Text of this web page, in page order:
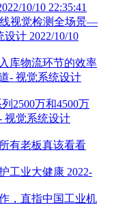
10/10 22:35:41
视觉检测全场景―
计 2022/10/10
库物流环节的效率
- 视觉系统设计
2500万和4500万
觉系统设计
有老板真该看看
工业大健康 2022-
，直指中国工业机